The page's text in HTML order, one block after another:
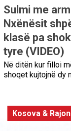
Sulmi me
Nxënësit
klasë pa
tyre (VIDEO)
Në ditën kur filloi
shoqet kujtojnë dy
Kosova &